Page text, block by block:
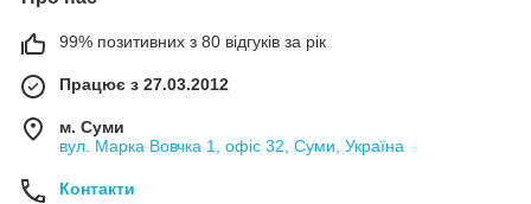
99% позитивних з 80 відгуків за рік
Працює з 27.03.2012
м. Суми
вул. Марка Вовчка 1, офіс 32, Суми, Україна
Контакти